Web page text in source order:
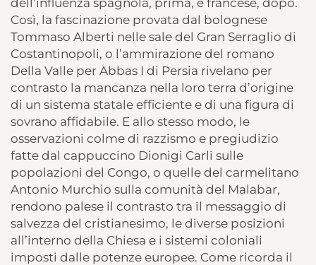
Così, la fascinazione provata dal bolognese
Tommaso Alberti nelle sale del Gran Serraglio di
Costantinopoli, o l’ammirazione del romano
Della Valle per Abbas I di Persia rivelano per
contrasto la mancanza nella loro terra d’origine
di un sistema statale efficiente e di una figura di
sovrano affidabile. E allo stesso modo, le
osservazioni colme di razzismo e pregiudizio
fatte dal cappuccino Dionigi Carli sulle
popolazioni del Congo, o quelle del carmelitano
Antonio Murchio sulla comunità del Malabar,
rendono palese il contrasto tra il messaggio di
salvezza del cristianesimo, le diverse posizioni
all’interno della Chiesa e i sistemi coloniali
imposti dalle potenze europee. Come ricorda il